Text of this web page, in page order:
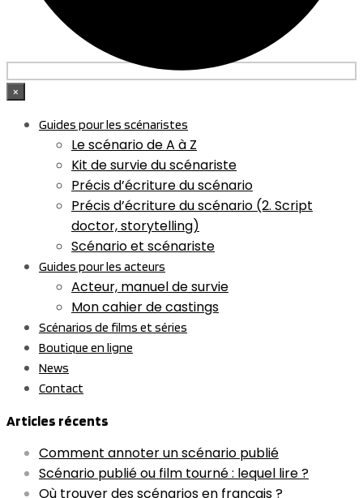
×
Guides pour les scénaristes
Le scénario de A à Z
Kit de survie du scénariste
Précis d’écriture du scénario
Précis d’écriture du scénario (2. Script
doctor, storytelling)
Scénario et scénariste
Guides pour les acteurs
Acteur, manuel de survie
Mon cahier de castings
Scénarios de films et séries
Boutique en ligne
News
Contact
Articles récents
Comment annoter un scénario publié
Scénario publié ou film tourné : lequel lire ?
Où trouver des scénarios en français ?